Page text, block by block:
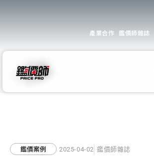
產業合作 鑑價師雜誌
鑑價案例 2025-04-02 鑑價師雜誌